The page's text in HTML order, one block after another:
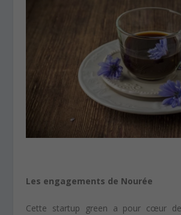
Les engagements de Nourée
Cette startup green a pour cœur